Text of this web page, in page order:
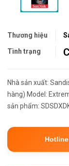
Thương hiệu
Tình trạng
Nhà sản xuất:
hàng) Model:
sản phẩm:
Hotline